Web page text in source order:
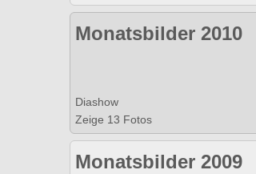
Monatsbilder 2010
Diashow
Zeige 13 Fotos
Monatsbilder 2009